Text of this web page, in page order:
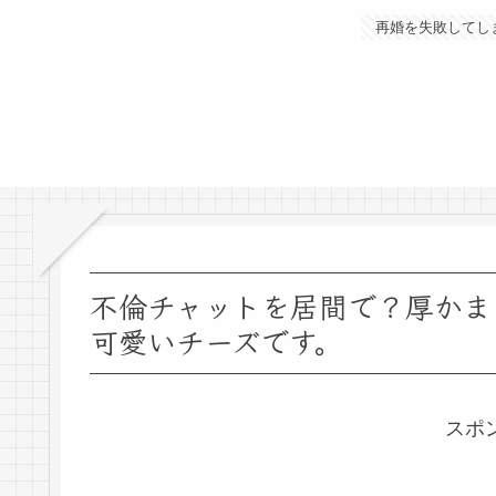
再婚を失敗してし
不倫チャットを居間で？厚か
可愛いチーズです。
スポ